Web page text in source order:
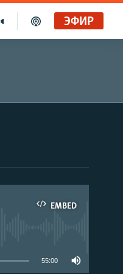
ЭФИР
EMBED
55:00